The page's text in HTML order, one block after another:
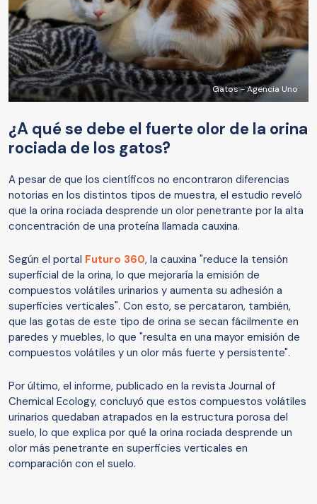
Gatos - Agencia Uno
¿A qué se debe el fuerte olor de la orina
rociada de los gatos?
A pesar de que los científicos no encontraron diferencias
notorias en los distintos tipos de muestra, el estudio reveló
que la orina rociada desprende un olor penetrante por la alta
concentración de una proteína llamada cauxina.
Según el portal Futuro 360, la cauxina "reduce la tensión
superficial de la orina, lo que mejoraría la emisión de
compuestos volátiles urinarios y aumenta su adhesión a
superficies verticales". Con esto, se percataron, también,
que las gotas de este tipo de orina se secan fácilmente en
paredes y muebles, lo que "resulta en una mayor emisión de
compuestos volátiles y un olor más fuerte y persistente".
Por último, el informe, publicado en la revista Journal of
Chemical Ecology, concluyó que estos compuestos volátiles
urinarios quedaban atrapados en la estructura porosa del
suelo, lo que explica por qué la orina rociada desprende un
olor más penetrante en superficies verticales en
comparación con el suelo.